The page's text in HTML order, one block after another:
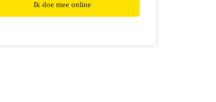
Ik doe mee online